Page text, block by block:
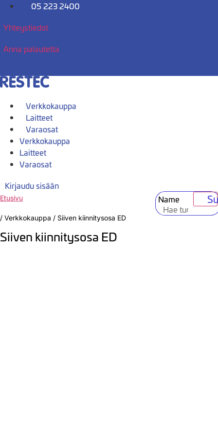
Mene
05 223 2400
Yhteystiedot
Anna palautetta
Verkkokauppa
Laitteet
Varaosat
Verkkokauppa
Laitteet
Varaosat
Kirjaudu sisään
Name
Etusivu
/ Verkkokauppa / Siiven kiinnitysosa ED
Siiven kiinnitysosa ED